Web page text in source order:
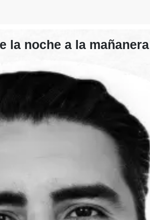
la noche a la mañanera